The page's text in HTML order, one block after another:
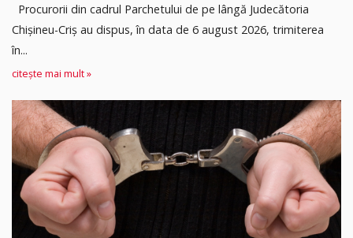
Procurorii din cadrul Parchetului de pe lângă Judecătoria
Chișineu-Criș au dispus, în data de 6 august 2026, trimiterea
în...
citește mai mult »